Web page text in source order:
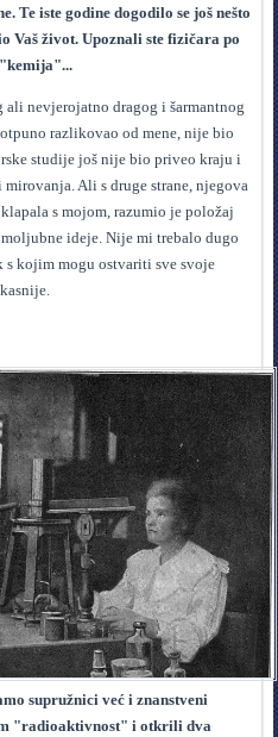
Te iste godine dogodilo se još nešto
Vaš život. Upoznali ste fizičara po
ali nevjerojatno dragog i šarmantnog
razlikovao od mene, nije bio
studije još nije bio priveo kraju i
Ali s druge strane, njegova
s mojom, razumio je položaj
ideje. Nije mi trebalo dugo
s kojim mogu ostvariti sve svoje
supružnici već i znanstveni
"radioaktivnost" i otkrili dva